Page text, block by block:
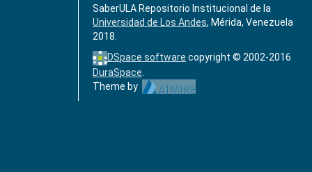
SaberULA Repositorio Institucional de la
Universidad de Los Andes, Mérida, Venezuela
2018.
DSpace software copyright © 2002-2016
DuraSpace
Theme by